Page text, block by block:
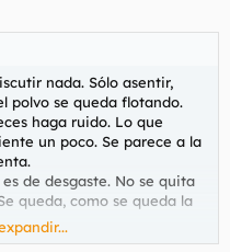
pedir en las últimas
con borreguito...
urbanización de Ugena?
nada. Sólo asentir,
polvo se queda flotando.
haga ruido. Lo que
un poco. Se parece a la
de desgaste. No se quita
queda, como se queda la
Extrañamos cuando todavía